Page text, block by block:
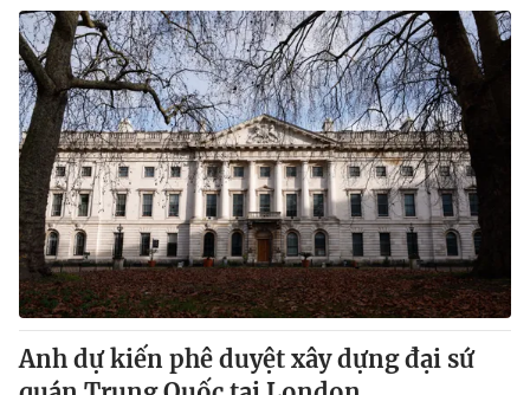
Anh dự kiến phê duyệt xây dựng đại sứ